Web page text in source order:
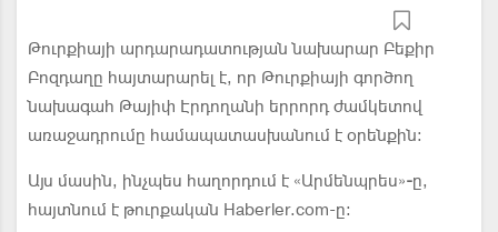
Թուրքիայի արդարադատության նախարար Բեքիր
Բոզդաղը հայտարարել է, որ Թուրքիայի գործող
նախագահ Թայիփ Էրդողանի երրորդ ժամկետով
առաջադրումը համապատասխանում է օրենքին:
Այս մասին, ինչպես հաղորդում է «Արմենպրես»-ը,
հայտնում է թուրքական Haberler.com-ը: